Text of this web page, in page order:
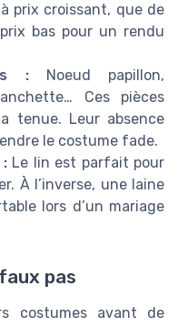
prix croissant, que de
bas pour un rendu
:Noeud papillon,
Ces pièces
tenue. Leur absence
le costume fade.
Le lin est parfait pour
À l’inverse, une laine
lors d’un mariage
pas
costumes avant de